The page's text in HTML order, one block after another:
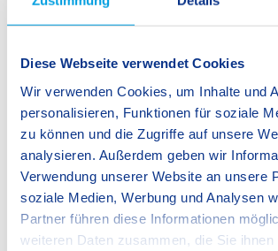
Diese Webseite verwendet Cookies
Wir verwenden Cookies, um Inhalte und
personalisieren, Funktionen für soziale
zu können und die Zugriffe auf unsere
analysieren. Außerdem geben wir
Verwendung unserer Website an unsere
soziale Medien, Werbung und Analysen
Partner führen diese Informationen
weiteren Daten zusammen, die Sie ihnen
SIS Bildungskonzept